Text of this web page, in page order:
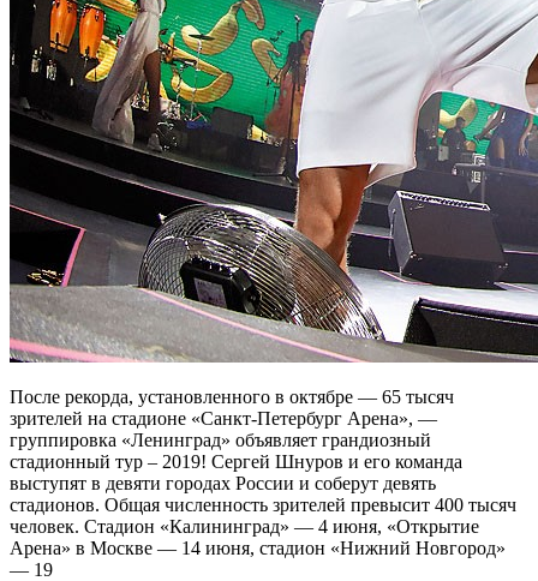
После рекорда, установленного в октябре — 65 тысяч
зрителей на стадионе «Санкт-Петербург Арена», —
группировка «Ленинград» объявляет грандиозный
стадионный тур – 2019! Сергей Шнуров и его команда
выступят в девяти городах России и соберут девять
стадионов. Общая численность зрителей превысит 400 тысяч
человек. Стадион «Калининград» — 4 июня, «Открытие
Арена» в Москве — 14 июня, стадион «Нижний Новгород»
— 19